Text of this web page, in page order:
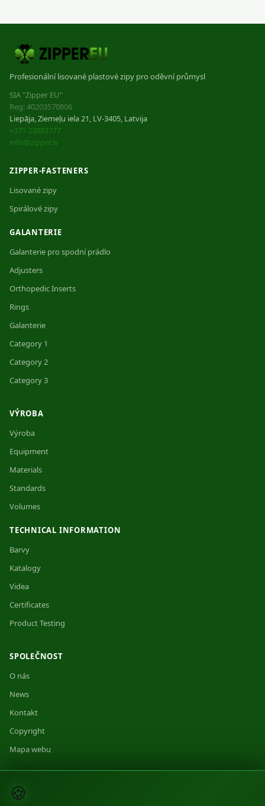
Profesionální lisované plastové zipy pro oděvní průmysl
SIA "Zipper EU"
Reg: 40203570806
Liepāja, Ziemeļu iela 21, LV-3405, Latvija
+371 23883777
info@zipper.lv
ZIPPER-FASTENERS
Lisované zipy
Spirálové zipy
GALANTERIE
Galanterie pro spodní prádlo
Adjusters
Orthopedic Inserts
Rings
Galanterie
Category 1
Category 2
Category 3
VÝROBA
Výroba
Equipment
Materials
Standards
Volumes
TECHNICAL INFORMATION
Barvy
Katalogy
Videa
Certificates
Product Testing
SPOLEČNOST
O nás
News
Kontakt
Copyright
Mapa webu
🍪